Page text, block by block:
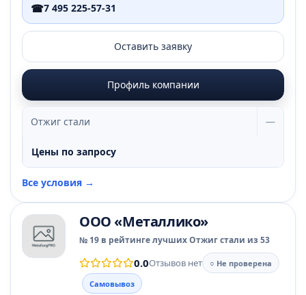
☎7 495 225-57-31
Оставить заявку
Профиль компании
Отжиг стали —
Цены по запросу
Все условия →
ООО «Металлико»
№ 19 в рейтинге лучших Отжиг стали из 53
0.0Отзывов нет
○ Не проверена
Самовывоз